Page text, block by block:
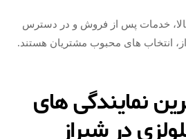
بالا، خدمات پس از فروش و در دسترس
انتخاب‌ های محبوب مشتریان هستند.
نمایندگی های
در شیراز